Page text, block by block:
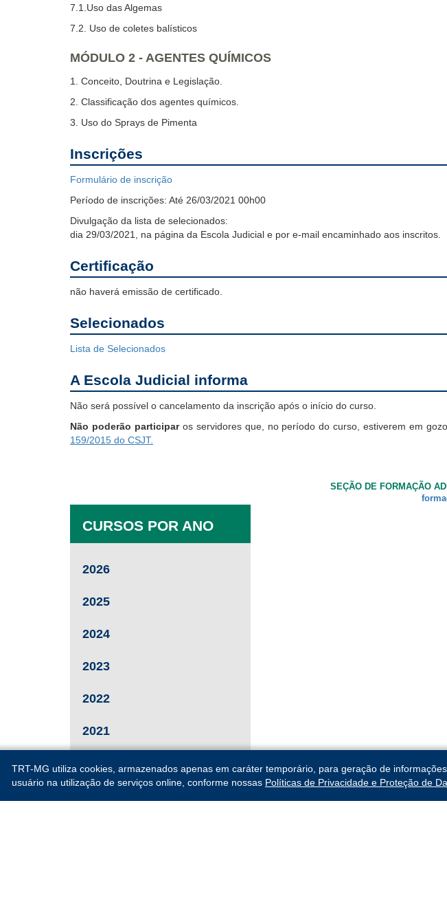
7.1.Uso das Algemas
7.2. Uso de coletes balísticos
MÓDULO 2 - AGENTES QUÍMICOS
1. Conceito, Doutrina e Legislação.
2. Classificação dos agentes químicos.
3. Uso do Sprays de Pimenta
Inscrições
Formulário de inscrição
Período de inscrições: Até 26/03/2021 00h00
Divulgação da lista de selecionados:
dia 29/03/2021, na página da Escola Judicial e por e-mail encaminhado aos inscritos.
Certificação
não haverá emissão de certificado.
Selecionados
Lista de Selecionados
A Escola Judicial informa
Não será possível o cancelamento da inscrição após o início do curso.
Não poderão participar os servidores que, no período do curso, estiverem em
159/2015 do CSJT.
SEÇÃO DE FORMAÇÃO
CURSOS POR ANO
2026
2025
2024
2023
2022
2021
2020
TRT-MG utiliza cookies, armazenados apenas em caráter temporário, para geração de
usuário na utilização de serviços online, conforme nossas Políticas de Privacidade e Proteção de